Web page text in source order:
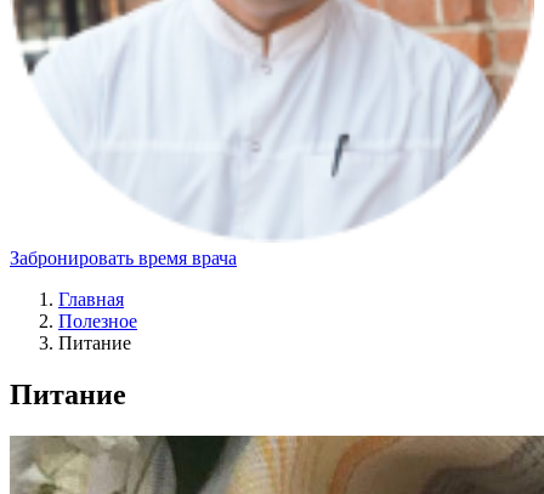
Забронировать время врача
Главная
Полезное
Питание
Питание